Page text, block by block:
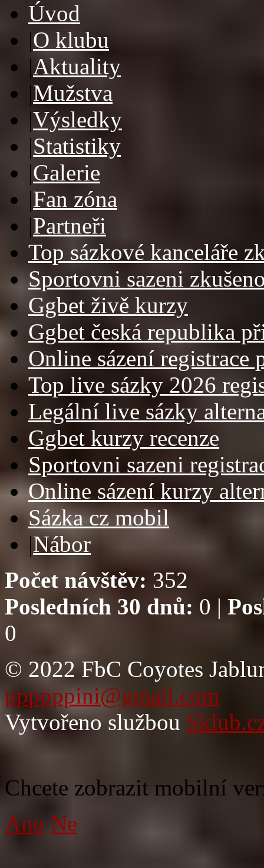
Úvod
|O klubu
|Aktuality
|Mužstva
|Výsledky
|Statistiky
|Galerie
|Fan zóna
|Partneři
Top sázkové kanceláře
Sportovni sazeni
Ggbet živě kurzy
Ggbet česká republika
Online sázení registrace
Top live sázky 2026
Legální live sázky
Ggbet kurzy recenze
Sportovni sazeni
Online sázení kurzy
Sázka cz mobil
|Nábor
Počet návštěv: 352
Posledních 30 dnů: 0 |
0
© 2022 FbC Coyotes
ppppppini@gmail.com
Vytvořeno službou
Chcete zobrazit mobilní
Ano Ne